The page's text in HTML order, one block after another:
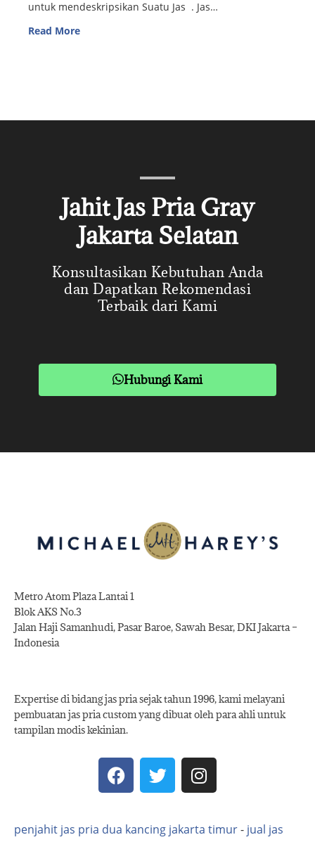
untuk mendeskripsikan Suatu Jas . Jas…
Read More
Jahit Jas Pria Gray
Jakarta Selatan
Konsultasikan Kebutuhan Anda
dan Dapatkan Rekomendasi
Terbaik dari Kami
Hubungi Kami
Metro Atom Plaza Lantai 1
Blok AKS No.3
Jalan Haji Samanhudi, Pasar Baroe, Sawah Besar, DKI Jakarta –
Indonesia
Expertise di bidang jas pria sejak tahun 1996, kami melayani
pembuatan jas pria custom yang dibuat oleh para ahli untuk
tampilan modis kekinian.
penjahit jas pria dua kancing jakarta timur- jual jas